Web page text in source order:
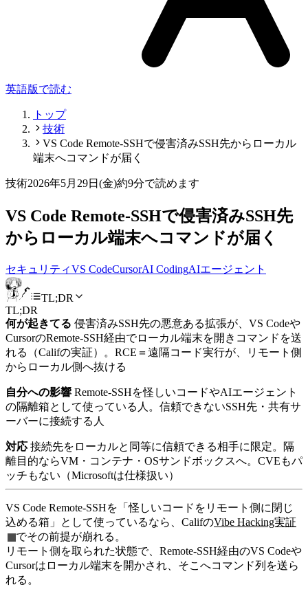
英語版で読む
トップ
技術
VS Code Remote-SSHで侵害済みSSH先からローカル
端末へコマンドが届く
技術2026年5月29日(金)約9分で読めます
VS Code Remote-SSHで侵害済みSSH先
からローカル端末へコマンドが届く
セキュリティVS CodeCursorAI CodingAIエージェント
TL;DR
TL;DR
何が起きてる 侵害済みSSH先の悪意ある拡張が、VS Codeや
CursorのRemote-SSH経由でローカル端末を開きコマンドを送
れる（Califの実証）。RCE＝遠隔コード実行が、リモート側
からローカル側へ抜ける
自分への影響 Remote-SSHを怪しいコードやAIエージェント
の隔離箱として使っている人。信頼できないSSH先・共有サ
ーバーに接続する人
対応 接続先をローカルと同等に信頼できる相手に限定。隔
離目的ならVM・コンテナ・OSサンドボックスへ。CVEもパ
ッチもない（Microsoftは仕様扱い）
VS Code Remote-SSHを「怪しいコードをリモート側に閉じ
込める箱」として使っているなら、CalifのVibe Hacking実証
でその前提が崩れる。
リモート側を取られた状態で、Remote-SSH経由のVS Codeや
Cursorはローカル端末を開かされ、そこへコマンド列を送ら
れる。